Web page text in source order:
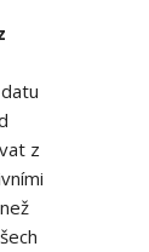
z